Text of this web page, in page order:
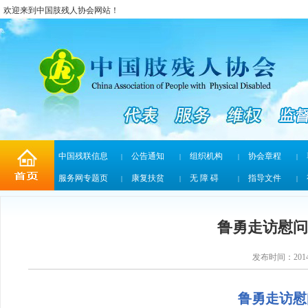
欢迎来到中国肢残人协会网站！
中国残联信息 | 公告通知 | 组织机构 | 协会章程 |
服务网专题页 | 康复扶贫 | 无 障 碍 | 指导文件 |
鲁勇走访慰
发布时间：
鲁勇走访